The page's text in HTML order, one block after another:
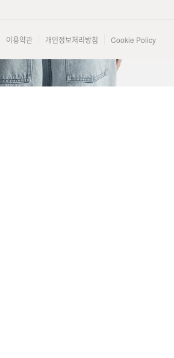
이용약관 개인정보처리방침 Cookie Policy